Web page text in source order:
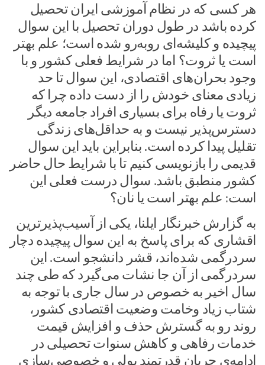
هر کسی که در نظام آموزشی ایران تحصیل
کرده باشد در طول دوران تحصیل با این سوال
پیچیده و کلیشه‌ای روبه‌رو شده است؛ علم بهتر
است یا ثروت؟ اما در شرایط فعلی کشور و با
وجود بحران‌های اقتصادی، این سوال تا حد
زیادی معنای خودش را از دست داده چرا که
ثروت یا رفاه برای بسیاری افراد جامعه دیگر
دسترس‌پذیر نیست و به حداقل‌های زندگی
تقلیل پیدا کرده است. بنابراین باید این سوال
قدیمی را بازنویسی کنیم تا با شرایط حال حاضر
کشور منطبق باشد. سوال درست فعلی این
است: علم بهتر است یا نان؟
به گزارش خبرنگار ایلنا، یکی از آسیب‌پذیرترین
اقشاری که برای پاسخ به این سوال پیچیده دچار
سردرگمی شده‌‍‌اند، قشر دانشجو است. این
سردرگمی از آن جا نشات می‌گیرد که طی چند
سال اخیر به خصوص در سال جاری با توجه به
شتاب زیاد وخامت وضعیت اقتصادی کشور،
روند رو به گسترش حذف و افزایش قیمت
خدمات رفاهی و کاهش سنوات تحصیلی در
ادامه‌ی جریان قدرتمند پولی و خصوصی‌سازی